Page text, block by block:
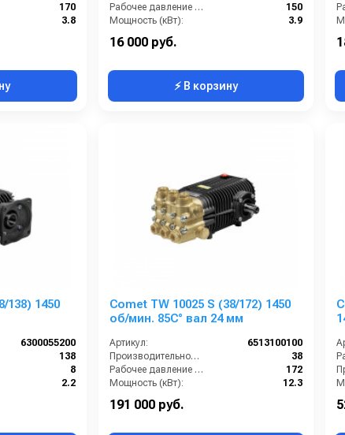
170
3.8
Рабочее давление (бар):
150
Мощность (кВт):
3.9
16 000 руб.
⚡ В корзину
138) 1450
6300055200
138
8
2.2
Comet TW 10025 S (38/172) 1450
об/мин. 85C° вал 24 мм
Артикул:
6513100100
Производительность (л/мин):
38
Рабочее давление (бар):
172
Мощность (кВт):
12.3
191 000 руб.